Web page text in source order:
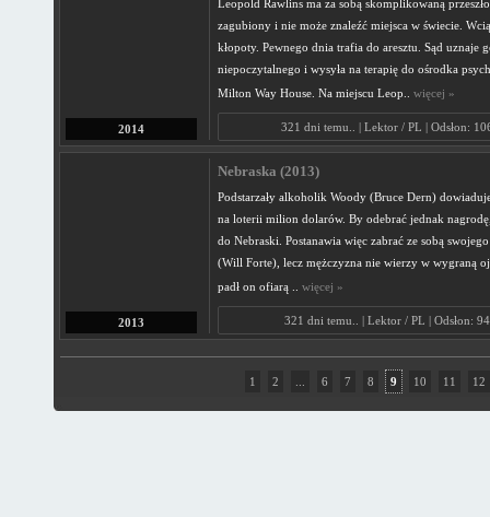
2014
Leopold Rawlins ma za sobą skomplikowaną
zagubiony i nie może znaleźć miejsca w świecie.
kłopoty. Pewnego dnia trafia do aresztu. Sąd uznaje
niepoczytalnego i wysyła na terapię do ośrodka
Milton Way House. Na miejscu Leop.. więcej »
321 dni temu.. | Lektor / PL | Odsłon:
2013
Nebraska (2013)
Podstarzały alkoholik Woody (Bruce Dern)
na loterii milion dolarów. By odebrać jednak
do Nebraski. Postanawia więc zabrać ze sobą
(Will Forte), lecz mężczyzna nie wierzy w wygraną
padł on ofiarą .. więcej »
321 dni temu.. | Lektor / PL | Odsłon:
1 2 6 7 8 9 10 11 12